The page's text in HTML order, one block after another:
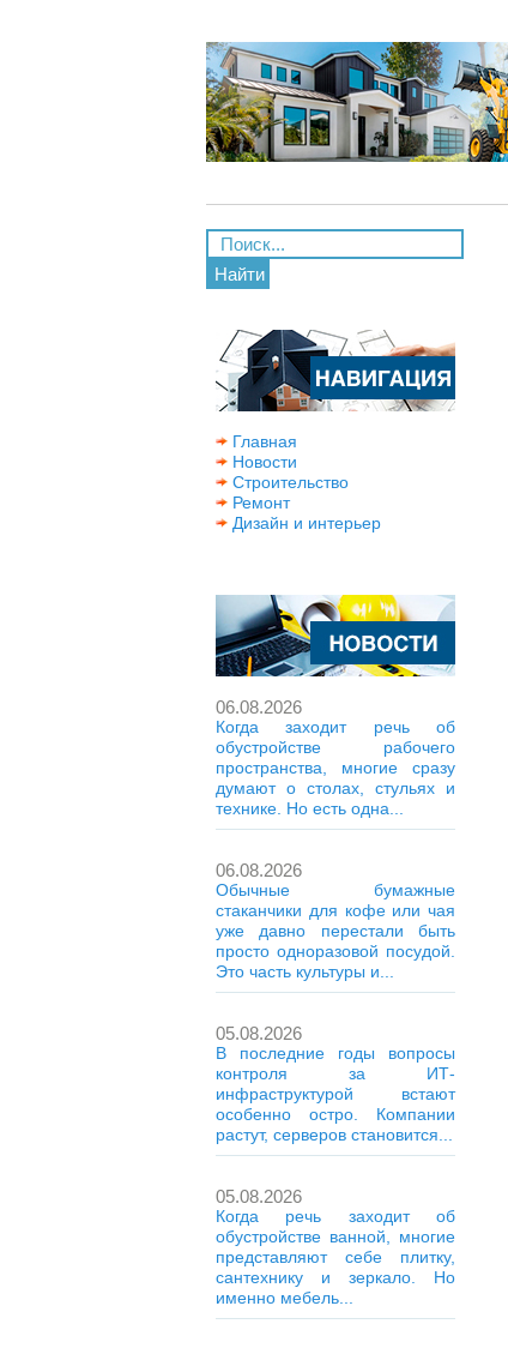
Найти
Главная
Новости
Строительство
Ремонт
Дизайн и интерьер
06.08.2026
Когда заходит речь об
обустройстве рабочего
пространства, многие сразу
думают о столах, стульях и
технике. Но есть одна...
06.08.2026
Обычные бумажные
стаканчики для кофе или чая
уже давно перестали быть
просто одноразовой посудой.
Это часть культуры и...
05.08.2026
В последние годы вопросы
контроля за ИТ-
инфраструктурой встают
особенно остро. Компании
растут, серверов становится...
05.08.2026
Когда речь заходит об
обустройстве ванной, многие
представляют себе плитку,
сантехнику и зеркало. Но
именно мебель...